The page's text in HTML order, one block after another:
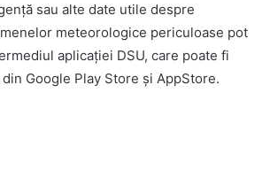
sau alte date utile despre
meteorologice periculoase pot
aplicației DSU, care poate fi
Google Play Store și AppStore.